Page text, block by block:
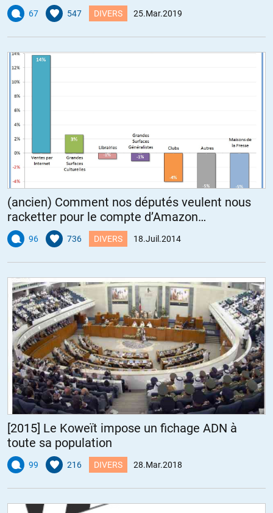
67 547 DIVERS 25.Mar.2019
(ancien) Comment nos députés veulent nous
racketter pour le compte d’Amazon…
96 736 DIVERS 18.Juil.2014
[2015] Le Koweït impose un fichage ADN à
toute sa population
99 216 DIVERS 28.Mar.2018